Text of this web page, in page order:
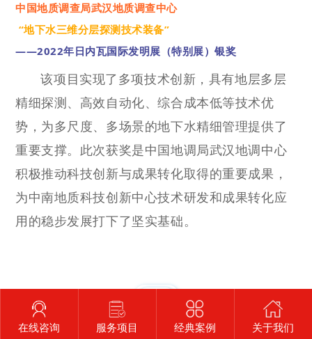
中国地质调查局武汉地质调查中心
“地下水三维分层探测技术装备”
——2022年日内瓦国际发明展（特别展）银奖
该项目实现了多项技术创新，具有地层多层
精细探测、高效自动化、综合成本低等技术优
势，为多尺度、多场景的地下水精细管理提供了
重要支撑。此次获奖是中国地调局武汉地调中心
积极推动科技创新与成果转化取得的重要成果，
为中南地质科技创新中心技术研发和成果转化应
用的稳步发展打下了坚实基础。
在线咨询 服务项目 经典案例 关于我们